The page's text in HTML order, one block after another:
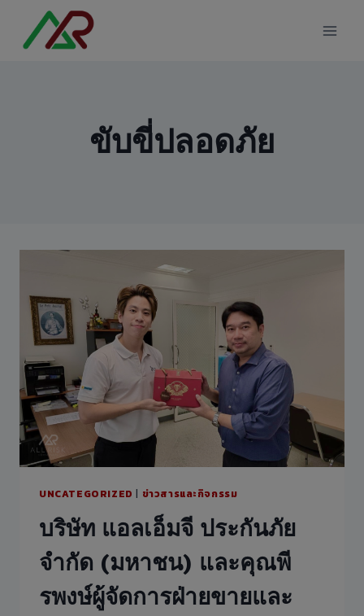
content
ขับขี่ปลอดภัย
UNCATEGORIZED | ข่าวสารและกิจกรรม
บริษัท แอลเอ็มจี ประกันภัย
จำกัด (มหาชน) และคุณพี
รพงษ์ผู้จัดการฝ่ายขายและ